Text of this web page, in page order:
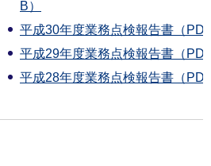
B）
平成30年度業務点検報告書（
平成29年度業務点検報告書（
平成28年度業務点検報告書（